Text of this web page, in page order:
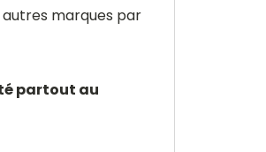
autres marques par
partout au